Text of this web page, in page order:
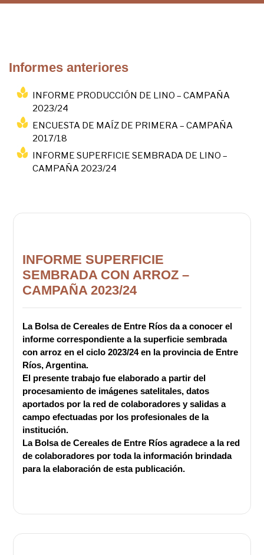
Informes anteriores
INFORME PRODUCCIÓN DE LINO – CAMPAÑA
2023/24
ENCUESTA DE MAÍZ DE PRIMERA – CAMPAÑA
2017/18
INFORME SUPERFICIE SEMBRADA DE LINO –
CAMPAÑA 2023/24
INFORME SUPERFICIE
SEMBRADA CON ARROZ –
CAMPAÑA 2023/24
La Bolsa de Cereales de Entre Ríos da a conocer el
informe correspondiente a la superficie sembrada
con arroz en el ciclo 2023/24 en la provincia de Entre
Ríos, Argentina.
El presente trabajo fue elaborado a partir del
procesamiento de imágenes satelitales, datos
aportados por la red de colaboradores y salidas a
campo efectuadas por los profesionales de la
institución.
La Bolsa de Cereales de Entre Ríos agradece a la red
de colaboradores por toda la información brindada
para la elaboración de esta publicación.